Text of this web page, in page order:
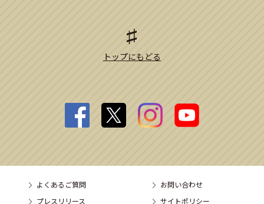
トップにもどる
よくあるご質問
お問い合わせ
プレスリリース
サイトポリシー